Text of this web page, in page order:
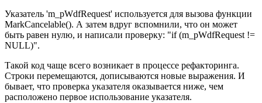
Указатель 'm_pWdfRequest' используется для вызова функции
MarkCancelable(). А затем вдруг вспомнили, что он может
быть равен нулю, и написали проверку: "if (m_pWdfRequest !=
NULL)".
Такой код чаще всего возникает в процессе рефакторинга.
Строки перемещаются, дописываются новые выражения. И
бывает, что проверка указателя оказывается ниже, чем
расположено первое использование указателя.